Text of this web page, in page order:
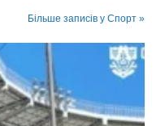
Більше записів у Спорт »